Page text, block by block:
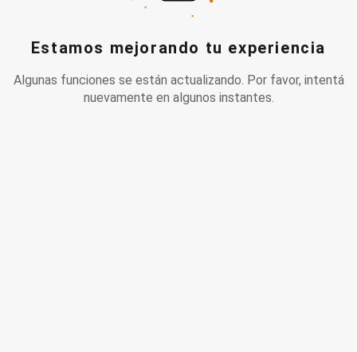
Estamos mejorando tu experiencia
Algunas funciones se están actualizando. Por favor, intentá
nuevamente en algunos instantes.